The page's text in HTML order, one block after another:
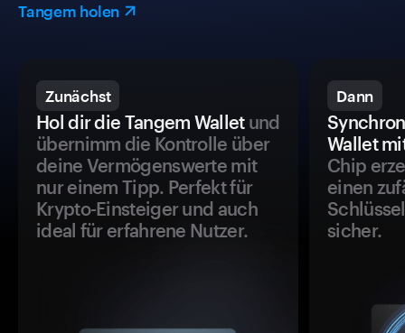
Tangem holen
Zunächst
Hol dir die Tangem Walletund
übernimm die Kontrolle über
deine Vermögenswerte mit
nur einem Tipp. Perfekt für
Krypto-Einsteiger und auch
ideal für erfahrene Nutzer.
Dann
Wallet
Chip
einen
sicher.